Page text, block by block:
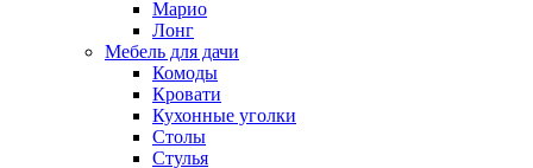
Марио
Лонг
Мебель для дачи
Комоды
Кровати
Кухонные уголки
Столы
Стулья